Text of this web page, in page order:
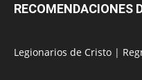
RECOMENDACIONES
Legionarios de Cristo |